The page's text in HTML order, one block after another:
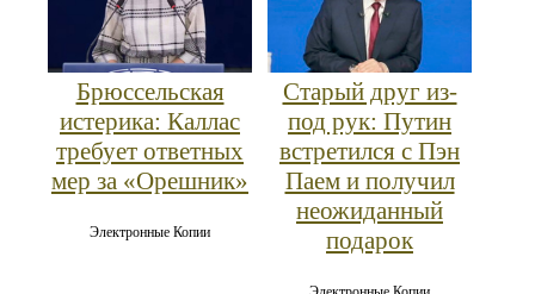
Брюссельская
истерика: Каллас
требует ответных
мер за «Орешник»
Электронные Копии
Старый друг из-
под рук: Путин
встретился с Пэн
Паем и получил
неожиданный
подарок